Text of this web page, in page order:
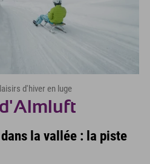
d'hiver en luge
d'Almluft
la vallée : la piste